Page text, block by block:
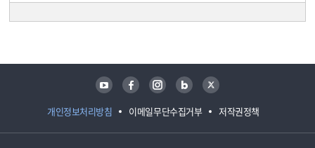
개인정보처리방침 이메일무단수집거부 저작권정책
유튜브 페이스북 인스타그램 블로그 트위터